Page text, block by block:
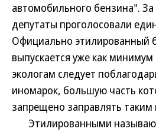
автомобильного бензина". За
депутаты проголосовали
Официально этилированный
выпускается уже как
экологам следует
иномарок, большую часть
запрещено заправлять
Этилированными